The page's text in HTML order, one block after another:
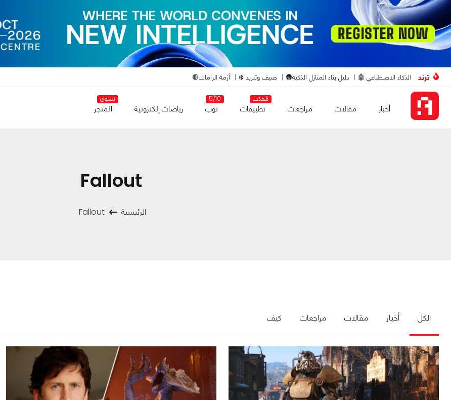
ترند الذكاء الاصطناعي 🤖 دليل بناء المنازل الذكية🛖 صيف وتبريد ❄️ أزمة الرامات🔴
أخبار مقالات مراجعات
مُحدّث
تطبيقات
5/10
توب رياضات إلكترونية
تسوق
المتجر
Fallout
الرئيسية Fallout
الكل أخبار مقالات مراجعات كيف